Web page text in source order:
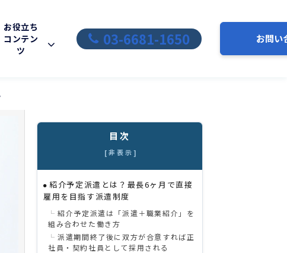
お役立ち
コンテン
ツ
03-6681-1650 お問い
目次
[非表示]
紹介予定派遣とは？最長6ヶ月で直接
雇用を目指す派遣制度
紹介予定派遣は「派遣＋職業紹介」を
組み合わせた働き方
派遣期間終了後に双方が合意すれば正
社員・契約社員として採用される